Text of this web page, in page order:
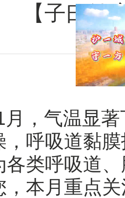
【子曰
月，气温显
，呼吸道黏
各类呼吸道
，本月重点